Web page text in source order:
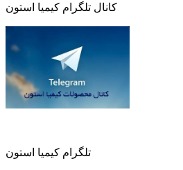
کانال تلگرام کیمیا استون
تلگرام کیمیا استون